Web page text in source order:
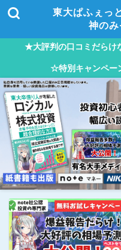
東大ぱふぇっ
神の
★大評判の口コミだらけ
☆特別キャンペー